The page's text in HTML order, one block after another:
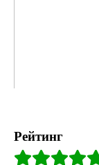
Рейтинг